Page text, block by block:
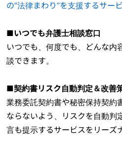
の”法律まわり”を支援するサー
■いつでも弁護士相談窓口
いつでも、何度でも、どんな内
談できます。
■契約書リスク自動判定＆改善
業務委託契約書や秘密保持契約
ならないよう、リスクを自動判
言も提示するサービスをリーズ